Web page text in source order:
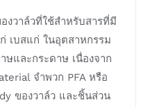
งวาล์วที่ใช้สำหรับสารที่มี
เบสแก่ ในอุตสาหกรรม
ษและกระดาษ เนื่องจาก
จำพวก PFA หรือ
ของวาล์ว และชิ้นส่วน